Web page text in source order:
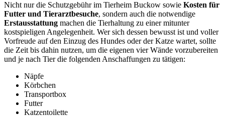
Nicht nur die Schutzgebühr im Tierheim Buckow sowie Kosten für
Futter und Tierarztbesuche, sondern auch die notwendige
Erstausstattung machen die Tierhaltung zu einer mitunter
kostspieligen Angelegenheit. Wer sich dessen bewusst ist und voller
Vorfreude auf den Einzug des Hundes oder der Katze wartet, sollte
die Zeit bis dahin nutzen, um die eigenen vier Wände vorzubereiten
und je nach Tier die folgenden Anschaffungen zu tätigen:
Näpfe
Körbchen
Transportbox
Futter
Katzentoilette